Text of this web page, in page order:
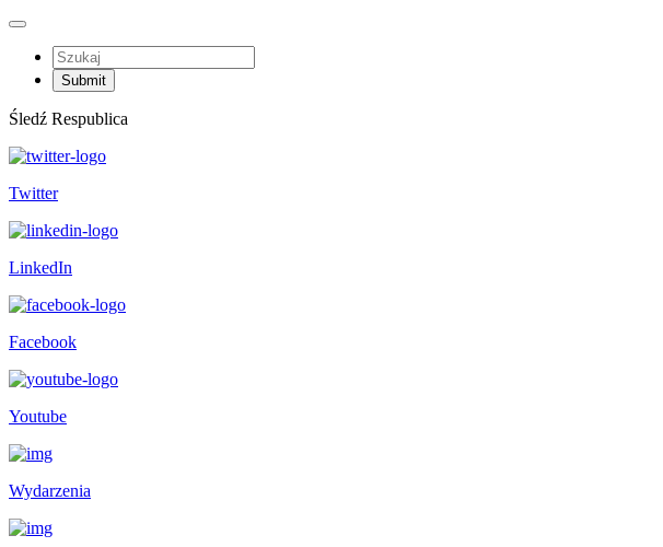
Śledź Respublica
Twitter
LinkedIn
Facebook
Youtube
Wydarzenia